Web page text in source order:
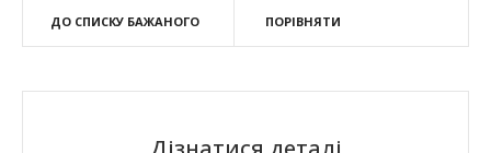
ДО СПИСКУ БАЖАНОГО ПОРІВНЯТИ